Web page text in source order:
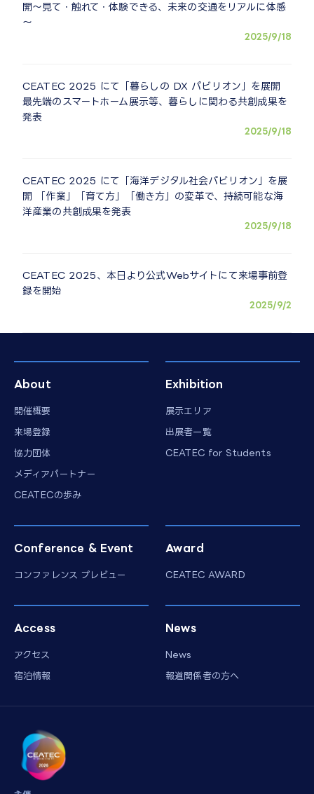
開～見て・触れて・体験できる、未来の交通をリアルに体感
～
2025/9/18
CEATEC 2025 にて「暮らしの DX パビリオン」を展開
最先端のスマートホーム展示等、暮らしに関わる共創成果を
発表
2025/9/18
CEATEC 2025 にて「海洋デジタル社会パビリオン」を展
開 「作業」「育て方」「働き方」の変革で、持続可能な海
洋産業の共創成果を発表
2025/9/18
CEATEC 2025、本日より公式Webサイトにて来場事前登
録を開始
2025/9/2
About
開催概要
来場登録
協力団体
メディアパートナー
CEATECの歩み
Exhibition
展示エリア
出展者一覧
CEATEC for Students
Conference & Event
コンファレンス プレビュー
Award
CEATEC AWARD
Access
アクセス
宿泊情報
News
News
報道関係者の方へ